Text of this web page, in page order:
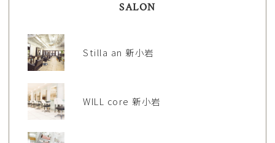
SALON
Stilla an 新小岩
WILL core 新小岩